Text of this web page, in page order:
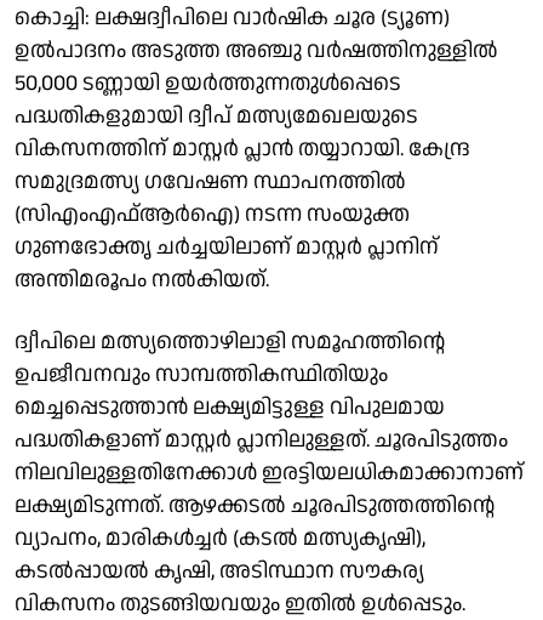
കൊച്ചി: ലക്ഷദ്വീപിലെ വാർഷിക ചൂര (ട്യൂണ)
ഉൽപാദനം അടുത്ത അഞ്ചു വർഷത്തിനുള്ളിൽ
50,000 ടണ്ണായി ഉയർത്തുന്നതുൾപ്പെടെ
പദ്ധതികളുമായി ദ്വീപ് മത്സ്യമേഖലയുടെ
വികസനത്തിന് മാസ്റ്റർ പ്ലാൻ തയ്യാറായി. കേന്ദ്ര
സമുദ്രമത്സ്യ ഗവേഷണ സ്ഥാപനത്തിൽ
(സിഎംഎഫ്ആർഐ) നടന്ന സംയുക്ത
ഗുണഭോക്തൃ ചർച്ചയിലാണ് മാസ്റ്റർ പ്ലാനിന്
അന്തിമരൂപം നൽകിയത്.
ദ്വീപിലെ മത്സ്യത്തൊഴിലാളി സമൂഹത്തിന്റെ
ഉപജീവനവും സാമ്പത്തികസ്ഥിതിയും
മെച്ചപ്പെടുത്താൻ ലക്ഷ്യമിട്ടുള്ള വിപുലമായ
പദ്ധതികളാണ് മാസ്റ്റർ പ്ലാനിലുള്ളത്. ചൂരപിടുത്തം
നിലവിലുള്ളതിനേക്കാൾ ഇരട്ടിയലധികമാക്കാനാണ്
ലക്ഷ്യമിടുന്നത്. ആഴക്കടൽ ചൂരപിടുത്തത്തിന്റെ
വ്യാപനം, മാരികൾച്ചർ (കടൽ മത്സ്യകൃഷി),
കടൽപ്പായൽ കൃഷി, അടിസ്ഥാന സൗകര്യ
വികസനം തുടങ്ങിയവയും ഇതിൽ ഉള്‍പ്പെടും.